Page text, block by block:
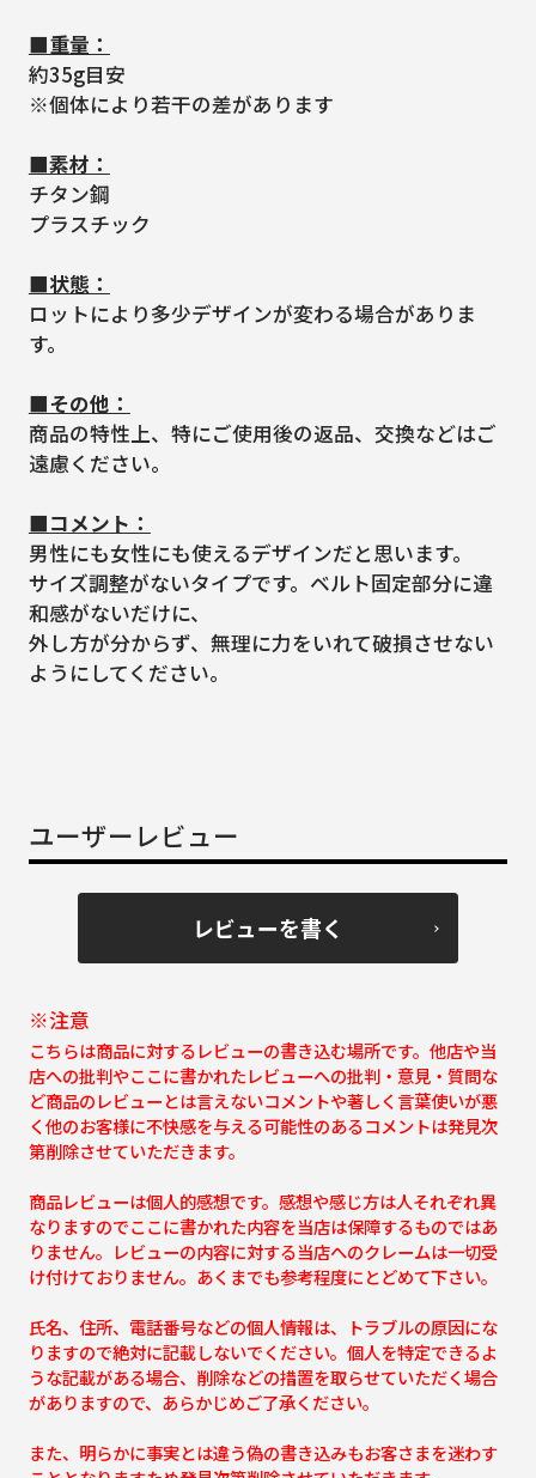
■重量：
約35g目安
※個体により若干の差があります
■素材：
チタン鋼
プラスチック
■状態：
ロットにより多少デザインが変わる場合がありま
す。
■その他：
商品の特性上、特にご使用後の返品、交換などはご
遠慮ください。
■コメント：
男性にも女性にも使えるデザインだと思います。
サイズ調整がないタイプです。ベルト固定部分に違
和感がないだけに、
外し方が分からず、無理に力をいれて破損させない
ようにしてください。
ユーザーレビュー
レビューを書く
※注意
こちらは商品に対するレビューの書き込む場所です。他店や当
店への批判やここに書かれたレビューへの批判・意見・質問な
ど商品のレビューとは言えないコメントや著しく言葉使いが悪
く他のお客様に不快感を与える可能性のあるコメントは発見次
第削除させていただきます。
商品レビューは個人的感想です。感想や感じ方は人それぞれ異
なりますのでここに書かれた内容を当店は保障するものではあ
りません。レビューの内容に対する当店へのクレームは一切受
け付けておりません。あくまでも参考程度にとどめて下さい。
氏名、住所、電話番号などの個人情報は、トラブルの原因にな
りますので絶対に記載しないでください。個人を特定できるよ
うな記載がある場合、削除などの措置を取らせていただく場合
がありますので、あらかじめご了承ください。
また、明らかに事実とは違う偽の書き込みもお客さまを迷わす